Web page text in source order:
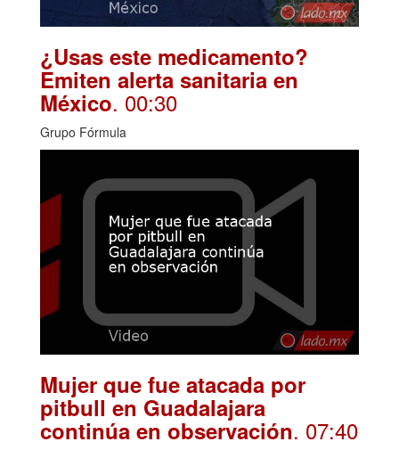
¿Usas este medicamento?
Emiten alerta sanitaria en
México. 00:30
Grupo Fórmula
Mujer que fue atacada por
pitbull en Guadalajara
continúa en observación. 07:40